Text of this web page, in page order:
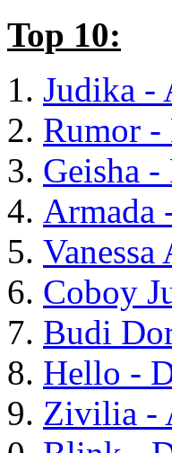
Top 10:
Judika -
Rumor -
Geisha -
Armada
Coboy
Budi
Hello -
Zivilia -